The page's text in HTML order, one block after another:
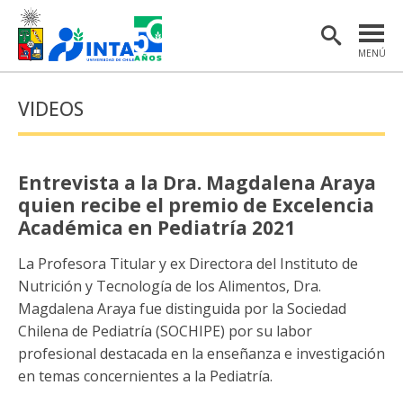
MENÚ
INSTITUTO
INVESTIGACIÓN
EXTENSIÓN Y COMUNICACIONES
MATERIAL DE INTERÉS
ENGLISH
Estudiantes
Académicas/os
VIDEOS
Entrevista a la Dra. Magdalena Araya
quien recibe el premio de Excelencia
Académica en Pediatría 2021
La Profesora Titular y ex Directora del Instituto de
Nutrición y Tecnología de los Alimentos, Dra.
Magdalena Araya fue distinguida por la Sociedad
Chilena de Pediatría (SOCHIPE) por su labor
profesional destacada en la enseñanza e investigación
en temas concernientes a la Pediatría.